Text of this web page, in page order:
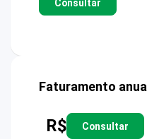
Consultar
Faturamento anual
R$ Consultar